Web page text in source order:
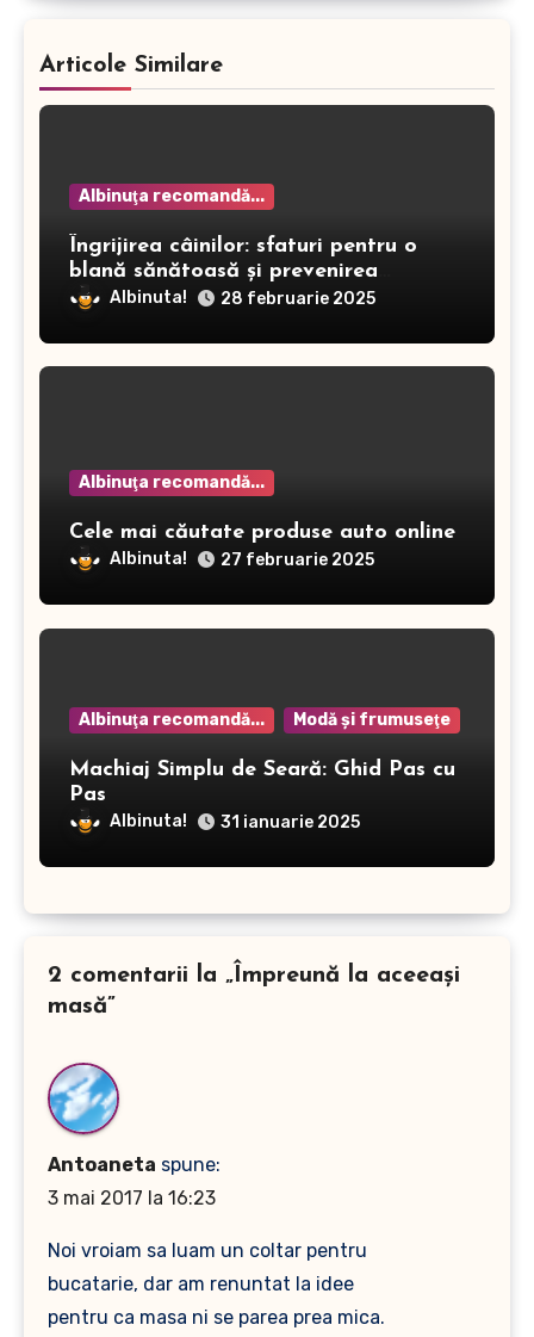
Articole Similare
Albinuţa recomandă...
Îngrijirea câinilor: sfaturi pentru o
blană sănătoasă și prevenirea
dermatitei
Albinuta! 28 februarie 2025
Albinuţa recomandă...
Cele mai căutate produse auto online
Albinuta! 27 februarie 2025
Albinuţa recomandă... Modă şi frumuseţe
Machiaj Simplu de Seară: Ghid Pas cu
Pas
Albinuta! 31 ianuarie 2025
2 comentarii la „Împreună la aceeaşi
masă ”
Antoaneta spune:
3 mai 2017 la 16:23
Noi vroiam sa luam un coltar pentru
bucatarie, dar am renuntat la idee
pentru ca masa ni se parea prea mica.